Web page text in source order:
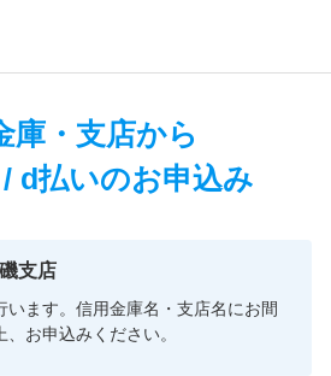
庫・支店から
d払いのお申込み
支店
います。信用金庫名・支店名にお間
お申込みください。